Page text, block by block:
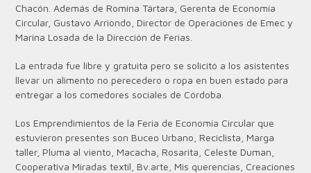
Chacón. Además de Romina Tártara, Gerenta de Economía
Circular, Gustavo Arriondo, Director de Operaciones de Emec y
Marina Losada de la Dirección de Ferias.
La entrada fue libre y gratuita pero se solicitó a los asistentes
llevar un alimento no perecedero o ropa en buen estado para
entregar a los comedores sociales de Córdoba.
Los Emprendimientos de la Feria de Economía Circular que
estuvieron presentes son Buceo Urbano, Reciclista, Marga
taller, Pluma al viento, Macacha, Rosarita, Celeste Duman,
Cooperativa Miradas textil, Bv.arte, Mis querencias, Creaciones